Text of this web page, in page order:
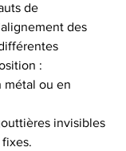
de
des
:
métal ou en
invisibles